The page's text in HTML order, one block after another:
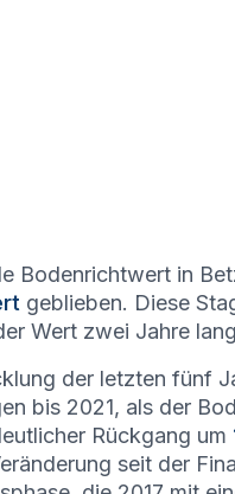
Bodenrichtwert in
geblieben. Diese
Wert zwei Jahre
der letzten fünf
bis 2021, als der
Rückgang um
seit der